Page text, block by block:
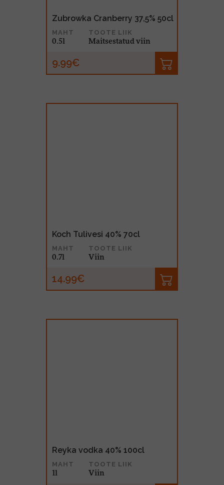
Zubrowka Cranberry 37,5% 50cl
MAHT
0.5l
TOOTE LIIK
Maitsestatud viin
9.99€
Koch Tulivesi 40% 70cl
MAHT
0.7l
TOOTE LIIK
Viin
14.99€
Reyka vodka 40% 100cl
MAHT
1l
TOOTE LIIK
Viin